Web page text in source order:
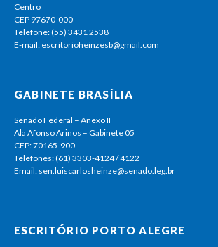
Centro
CEP 97670-000
Telefone: (55) 3431 2538
E-mail: escritorioheinzesb@gmail.com
GABINETE BRASÍLIA
Senado Federal – Anexo II
Ala Afonso Arinos – Gabinete 05
CEP: 70165-900
Telefones: (61) 3303-4124 / 4122
Email: sen.luiscarlosheinze@senado.leg.br
ESCRITÓRIO PORTO ALEGRE